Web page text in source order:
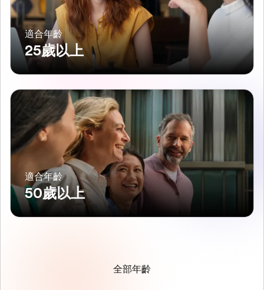
適合年齡
25歲以上
適合年齡
50歲以上
全部年齡